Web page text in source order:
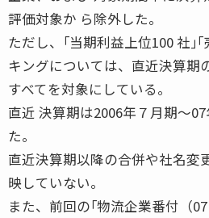
評価対象か ら除外した。
ただし、｢当期利益上位100 社｣
キングについては、直近決算期
すべてを対象にしている。
直近 決算期は2006年７月期〜
た。
直近決算期以降の合併や社名変
映していない。
また、前回の｢物流企業番付（